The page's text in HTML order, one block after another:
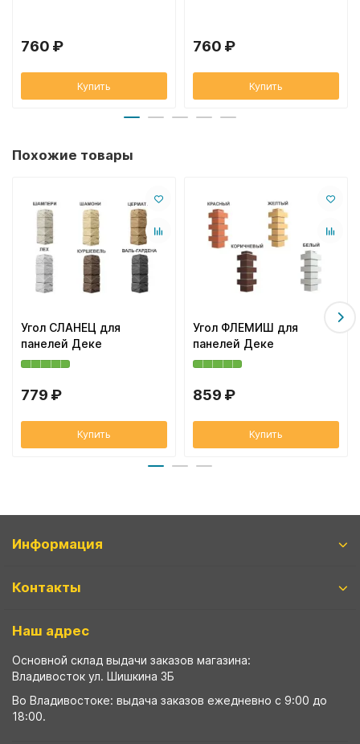
760 ₽
Купить
760 ₽
Купить
Похожие товары
Угол СЛАНЕЦ для
панелей Деке
779 ₽
Купить
Угол ФЛЕМИШ для
панелей Деке
859 ₽
Купить
Информация
Контакты
Наш адрес
Основной склад выдачи заказов магазина:
Владивосток ул. Шишкина 3Б
Во Владивостоке: выдача заказов ежедневно с 9:00 до
18:00.